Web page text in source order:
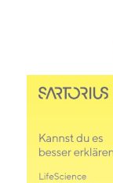
Mit
jede
E-
Mail